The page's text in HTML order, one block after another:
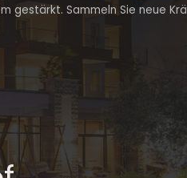
gestärkt. Sammeln Sie neue